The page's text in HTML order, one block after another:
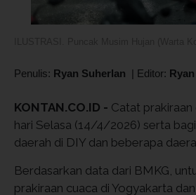
Penulis: Ryan Suherlan | Editor:
KONTAN.CO.ID - Catat
hari Selasa (14/4/2026) serta
daerah di DIY dan beberapa
Berdasarkan data dari BMKG,
prakiraan cuaca di Yogyakarta